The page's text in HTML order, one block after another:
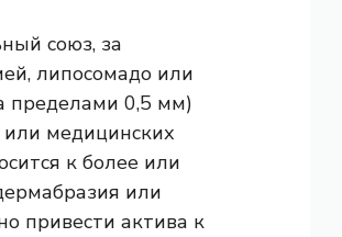
союз, за
липосомадо или
пределами 0,5 мм)
медицинских
к более или
или
привести актива к